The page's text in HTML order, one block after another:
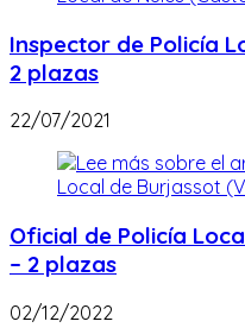
Inspector de Policía
2 plazas
22/07/2021
Oficial de Policía
– 2 plazas
02/12/2022